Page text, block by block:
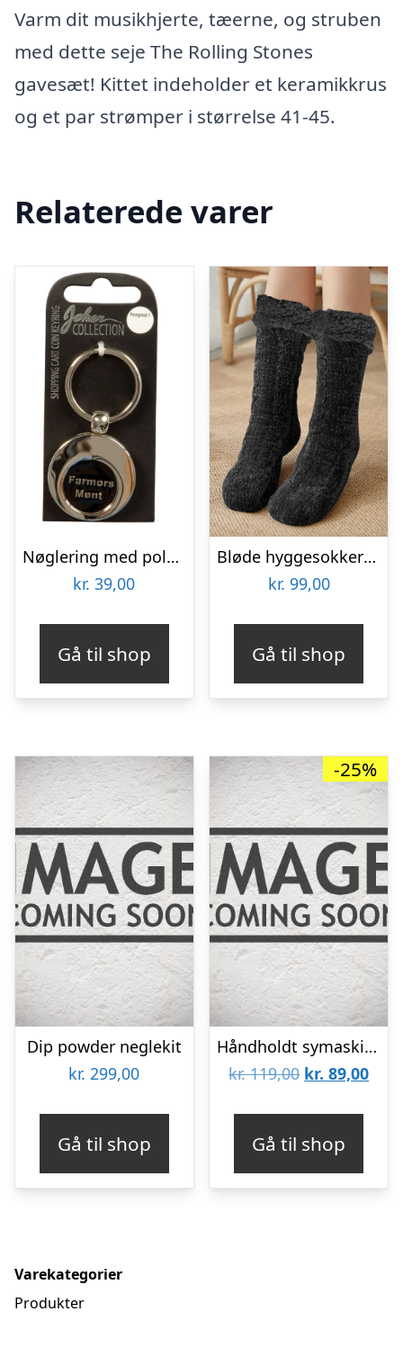
Varm dit musikhjerte, tæerne, og struben
med dette seje The Rolling Stones
gavesæt! Kittet indeholder et keramikkrus
og et par strømper i størrelse 41-45.
Relaterede varer
Nøglering med polet – Farmors mønt
kr. 39,00
Gå til shop
Bløde hyggesokker til kolde fødder – onesize – Sort
kr. 99,00
Gå til shop
Dip powder neglekit
kr. 299,00
Gå til shop
-25%
Håndholdt symaskine
kr.119,00 Den
kr. 119,00.
kr. 89,00Den
kr.
Gå til shop
Varekategorier
Produkter